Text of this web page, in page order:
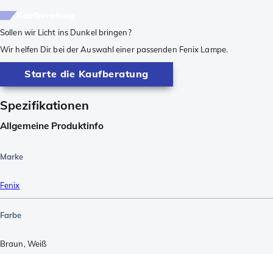
Sollen wir Licht ins Dunkel bringen?
Wir helfen Dir bei der Auswahl einer passenden Fenix Lampe.
Starte die Kaufberatung
Spezifikationen
Allgemeine Produktinfo
Marke
Fenix
Farbe
Braun, Weiß